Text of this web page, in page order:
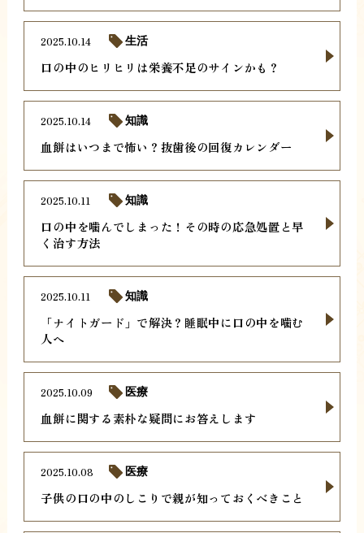
口の中のヒリヒリは栄養不足のサインかも？
2025.10.14 生活
血餅はいつまで怖い？抜歯後の回復カレンダー
2025.10.14 知識
口の中を噛んでしまった！その時の応急処置と早
く治す方法
2025.10.11 知識
「ナイトガード」で解決？睡眠中に口の中を噛む
人へ
2025.10.11 知識
血餅に関する素朴な疑問にお答えします
2025.10.09 医療
子供の口の中のしこりで親が知っておくべきこと
2025.10.08 医療